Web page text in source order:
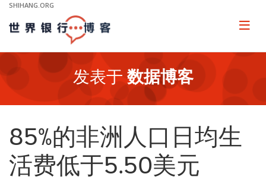
Skip
Main
Navigation
SHIHANG.ORG
Page
发表于 数据博客
85%的非洲人口日均生
活费低于5.50美元